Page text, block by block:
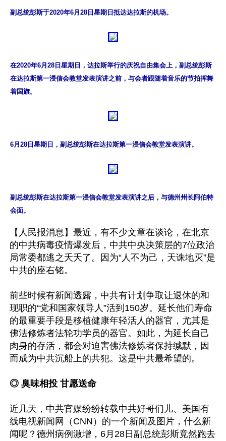
副总统彭斯于2020年6月28日星期日抵达达拉斯的机场。
在2020年6月28日星期日，达拉斯举行的庆祝自由集会上，副总统彭斯
在达拉斯第一浸信会教堂发表演讲之前，与会者跟随着音乐的节拍挥舞
着国旗。
6月28日星期日，副总统彭斯在达拉斯第一浸信会教堂发表演讲。
副总统彭斯在达拉斯第一浸信会教堂发表演讲之后，与德州州长阿伯特
会面。
【人民报消息】最近，有不少文章在谈论，在北京
的中共病毒疫情爆发后，中共中央决策层的7位政治
局常委都逃之夭夭了。因为“人不为己，天诛地灭”是
中共的座右铭。
前些时候有新闻透露，中共有计划争取让退休的和
现职的“党和国家领导人”活到150岁。延长他们寿命
的最重要手段是移植健康年轻活人的器官，尤其是
佛法修炼者法轮功学员的器官。如此，为延长自己
肉身的存活，都会对迫害佛法修炼者保持缄默，因
而成为中共沉船上的共犯。这是中共最希望的。
◎ 臭味相投 甘愿送命
近几天，中共官媒纷纷转载中共好哥们儿、美国有
线电视新闻网（CNN）的一个新闻及图片，什么新
闻呢？德州病例激增，6月28日副总统彭斯竟然跑去